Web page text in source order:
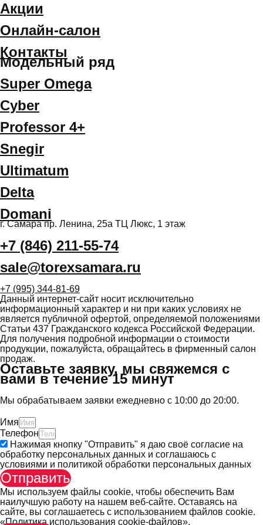
Акции
Онлайн-салон
Контакты
Модельный ряд
Super Omega
Cyber
Professor 4+
Snegir
Ultimatum
Delta
Domani
г. Самара пр. Ленина, 25а ТЦ Люкс, 1 этаж
+7 (846) 211-55-74
sale@torexsamara.ru
+7 (995) 344-81-69
Данный интернет-сайт носит исключительно
информационный характер и ни при каких условиях не
является публичной офертой, определяемой положениями
Статьи 437 Гражданского кодекса Российской Федерации.
Для получения подробной информации о стоимости
продукции, пожалуйста, обращайтесь в фирменный салон
продаж.
Оставьте заявку, мы свяжемся с
вами в течение 15 минут
Мы обрабатываем заявки ежедневно с 10:00 до 20:00.
Имя
Телефон
Нажимая кнопку "Отправить" я даю своё согласие на
обработку персональных данных и соглашаюсь с
условиями и политикой обработки персональных данных
Отправить
Мы используем файлы cookie, чтобы обеспечить Вам
наилучшую работу на нашем веб-сайте. Оставаясь на
сайте, вы соглашаетесь с использованием файлов cookie.
«Политика использования cookie-файлов».